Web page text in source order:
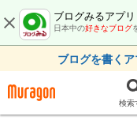
ブログみるアプリ
日本中の好きなブログ
ブログを書く
検索